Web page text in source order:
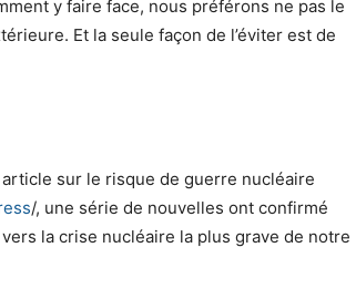
y faire face, nous préférons ne pas le
Et la seule façon de l’éviter est de
sur le risque de guerre nucléaire
/, une série de nouvelles ont confirmé
la crise nucléaire la plus grave de notre